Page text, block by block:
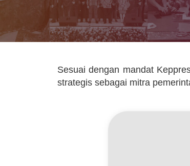
Sesuai dengan mandat
strategis sebagai mitra